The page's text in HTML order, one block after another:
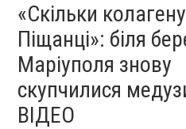
«Скільки
Піщанці»: біля
Маріуполя знову
скупчилися
ВІДЕО